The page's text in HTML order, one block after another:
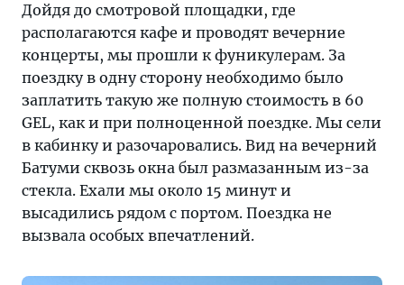
Дойдя до смотровой площадки, где
располагаются кафе и проводят вечерние
концерты, мы прошли к фуникулерам. За
поездку в одну сторону необходимо было
заплатить такую же полную стоимость в 60
GEL, как и при полноценной поездке. Мы сели
в кабинку и разочаровались. Вид на вечерний
Батуми сквозь окна был размазанным из-за
стекла. Ехали мы около 15 минут и
высадились рядом с портом. Поездка не
вызвала особых впечатлений.